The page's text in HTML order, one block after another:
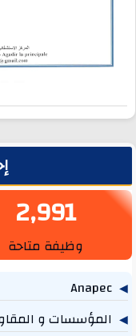
2,991
وظيفة متاحة
Anapec
المؤسسات و